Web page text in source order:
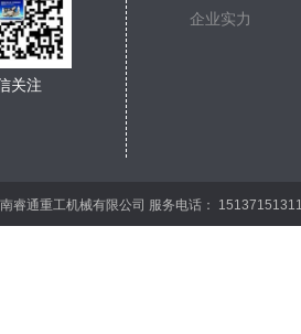
关注
企业实力
睿通重工机械有限公司 服务电话：